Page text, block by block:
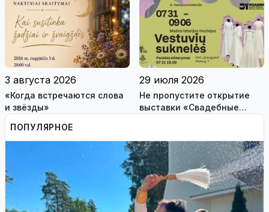
международные
антитеррористические
учения «Baltic Shadow»
трех педагогов
3 августа 2026
«Когда встречаются слова
и звёзды»
29 июля 2026
Не пропустите открытие
выставки «Свадебные
платья» и лекцию историка
Васильева!
ПОПУЛЯРНОЕ